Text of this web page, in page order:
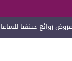
عروض روائع جينفيا للساعات